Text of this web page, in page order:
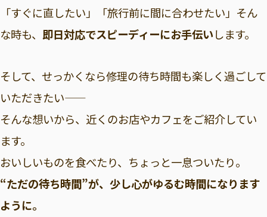
「すぐに直したい」「旅行前に間に合わせたい」そん
な時も、 即日対応でスピーディーにお手伝いします。
そして、せっかくなら修理の待ち時間も楽しく過ごして
いただきたい――
そんな想いから、近くのお店やカフェをご紹介してい
ます。
おいしいものを食べたり、ちょっと一息ついたり。
“ただの待ち時間”が、少し心がゆるむ時間になります
ように。